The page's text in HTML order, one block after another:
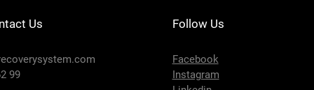
Us
99
Follow Us
Facebook
Instagram